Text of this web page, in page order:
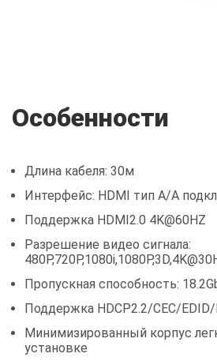
Особенности
Длина кабеля: 30м
Интерфейс: HDMI тип A/A
Поддержка HDMI2.0 4K@60HZ
Разрешение видео сигнала:
Пропускная способность:
Поддержка HDCP2.2/CEC/EDID/
Минимизированный корпус
установке